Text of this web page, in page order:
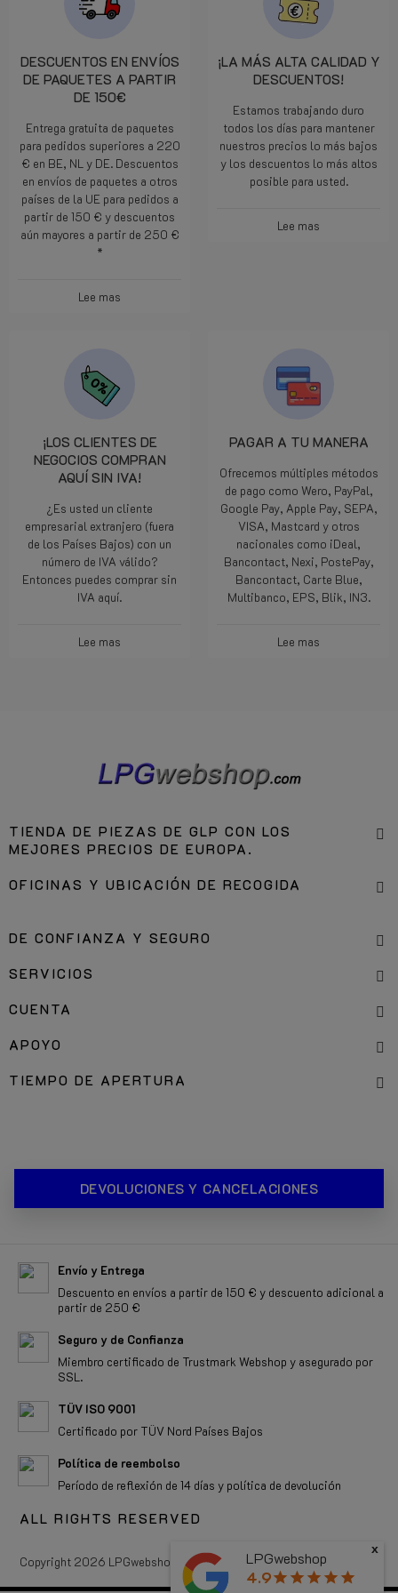
DESCUENTOS EN ENVÍOS
DE PAQUETES A PARTIR
DE 150€
Entrega gratuita de paquetes
para pedidos superiores a 220
€ en BE, NL y DE. Descuentos
en envíos de paquetes a otros
países de la UE para pedidos a
partir de 150 € y descuentos
aún mayores a partir de 250 €
*
Lee mas
¡LA MÁS ALTA CALIDAD Y
DESCUENTOS!
Estamos trabajando duro
todos los días para mantener
nuestros precios lo más bajos
y los descuentos lo más altos
posible para usted.
Lee mas
¡LOS CLIENTES DE
NEGOCIOS COMPRAN
AQUÍ SIN IVA!
¿Es usted un cliente
empresarial extranjero (fuera
de los Países Bajos) con un
número de IVA válido?
Entonces puedes comprar sin
IVA aquí.
Lee mas
PAGAR A TU MANERA
Ofrecemos múltiples métodos
de pago como Wero, PayPal,
Google Pay, Apple Pay, SEPA,
VISA, Mastcard y otros
nacionales como iDeal,
Bancontact, Nexi, PostePay,
Bancontact, Carte Blue,
Multibanco, EPS, Blik, IN3.
Lee mas
TIENDA DE PIEZAS DE GLP CON LOS
MEJORES PRECIOS DE EUROPA.
OFICINAS Y UBICACIÓN DE RECOGIDA
DE CONFIANZA Y SEGURO
SERVICIOS
CUENTA
APOYO
TIEMPO DE APERTURA
DEVOLUCIONES Y CANCELACIONES
Envío y Entrega
Descuento en envíos a partir de 150 € y descuento adicional a
partir de 250 €
Seguro y de Confianza
Miembro certificado de Trustmark Webshop y asegurado por
SSL.
TÜV ISO 9001
Certificado por TÜV Nord Países Bajos
Política de reembolso
Período de reflexión de 14 días y política de devolución
ALL RIGHTS RESERVED
Copyright 2026 LPGwebshop.com - Todos los derechos reservados.
LPGwebshop
4.9star star star star star
x